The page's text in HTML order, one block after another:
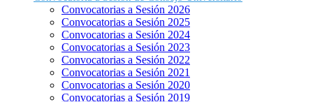
Convocatorias a Sesión 2026
Convocatorias a Sesión 2025
Convocatorias a Sesión 2024
Convocatorias a Sesión 2023
Convocatorias a Sesión 2022
Convocatorias a Sesión 2021
Convocatorias a Sesión 2020
Convocatorias a Sesión 2019